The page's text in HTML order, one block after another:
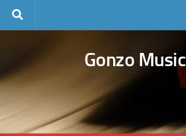
Skip to content
Gonzo Music